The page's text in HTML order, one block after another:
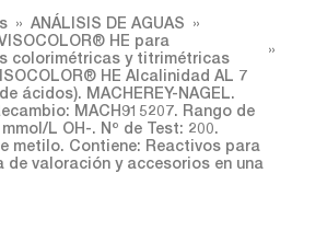
ANÁLISIS DE AGUAS
HE para
colorimétricas y titrimétricas
HE Alcalinidad AL 7
ácidos). MACHEREY-NAGEL.
MACH915207. Rango de
L OH-. Nº de Test: 200.
metilo. Contiene: Reactivos para
de valoración y accesorios en una